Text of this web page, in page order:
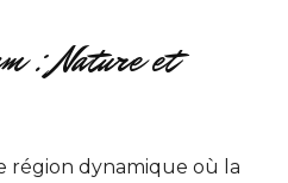
: Nature et
région dynamique où la